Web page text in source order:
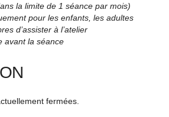
la limite de 1 séance par mois)
pour les enfants, les adultes
d’assister à l’atelier
avant la séance
fermées.